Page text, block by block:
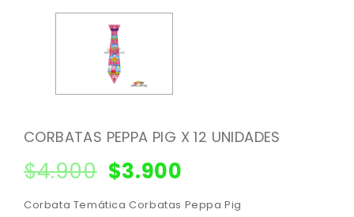
CORBATAS PEPPA PIG X 12 UNIDADES
$4.900 $3.900
Corbata Temática Corbatas Peppa Pig